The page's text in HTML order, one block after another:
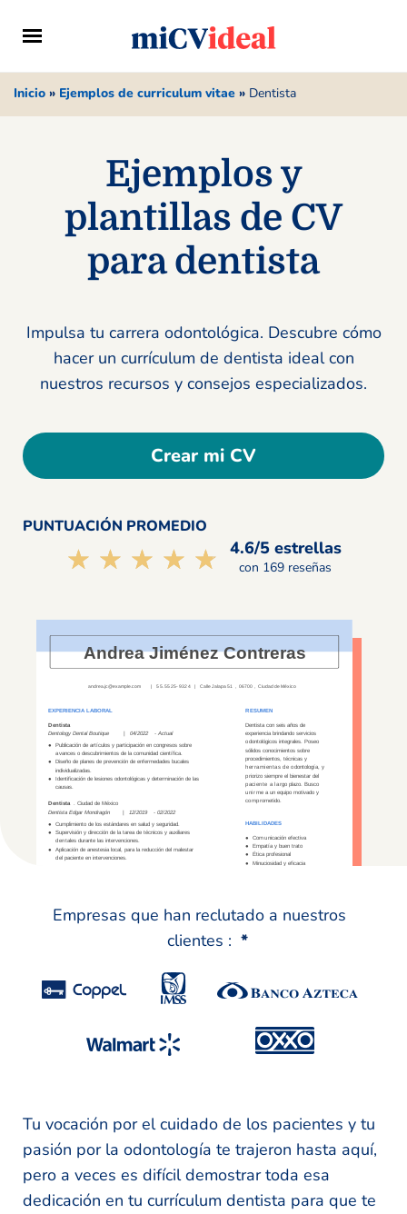
Inicio » Ejemplos de curriculum vitae » Dentista
Ejemplos y
plantillas de CV
para dentista
Impulsa tu carrera odontológica. Descubre cómo
hacer un currículum de dentista ideal con
nuestros recursos y consejos especializados.
Crear mi CV
PUNTUACIÓN PROMEDIO
☆☆☆☆☆
★★★★★ 4.6/5 estrellas
con 169 reseñas
Empresas que han reclutado a nuestros
clientes : *
Tu vocación por el cuidado de los pacientes y tu
pasión por la odontología te trajeron hasta aquí,
pero a veces es difícil demostrar toda esa
dedicación en tu currículum dentista para que te